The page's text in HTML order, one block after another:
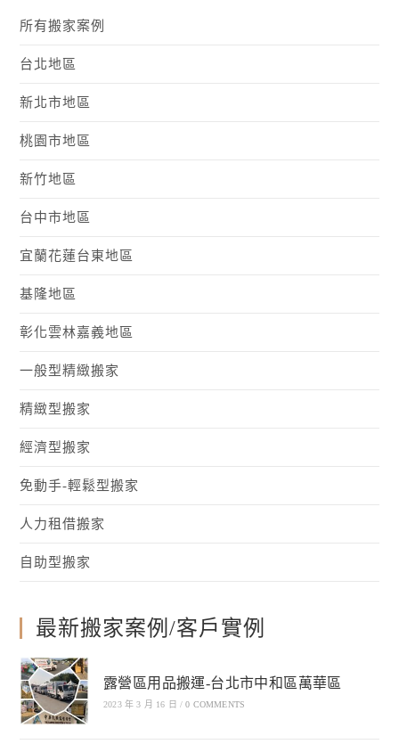
所有搬家案例
台北地區
新北市地區
桃園市地區
新竹地區
台中市地區
宜蘭花蓮台東地區
基隆地區
彰化雲林嘉義地區
一般型精緻搬家
精緻型搬家
經濟型搬家
免動手-輕鬆型搬家
人力租借搬家
自助型搬家
最新搬家案例/客戶實例
露營區用品搬運-台北市中和區萬華區
2023 年 3 月 16 日 / 0 COMMENTS